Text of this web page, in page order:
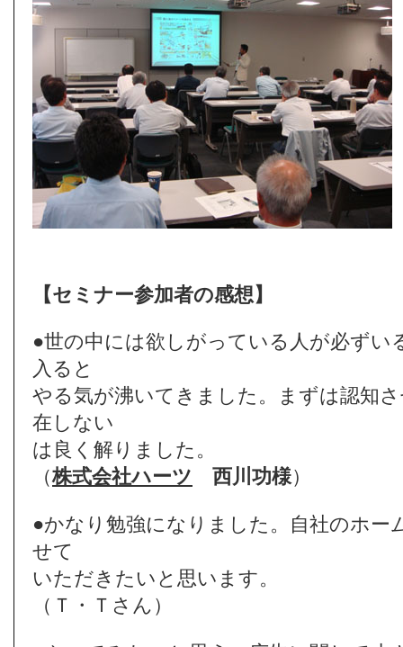
【セミナー参加者の感想】
●世の中には欲しがっている人が必ずい
入ると
やる気が沸いてきました。まずは認知
在しない
は良く解りました。
（株式会社ハーツ 西川功様）
●かなり勉強になりました。自社のホー
せて
いただきたいと思います。
（Ｔ・Ｔさん）